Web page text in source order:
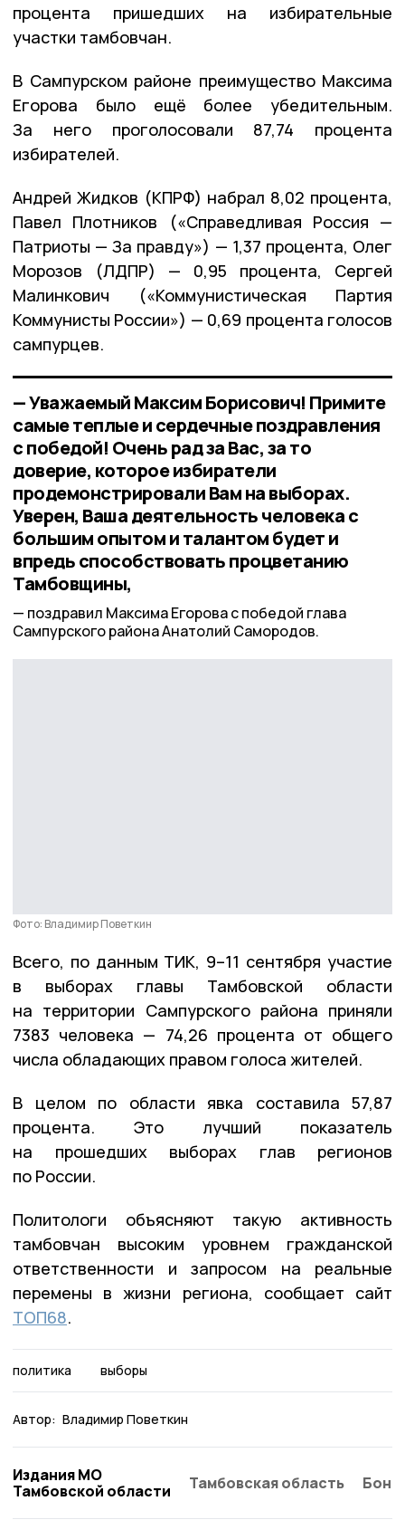
процента пришедших на избирательные
участки тамбовчан.
В Сампурском районе преимущество Максима
Егорова было ещё более убедительным.
За него проголосовали 87,74 процента
избирателей.
Андрей Жидков (КПРФ) набрал 8,02 процента,
Павел Плотников («Справедливая Россия —
Патриоты — За правду») — 1,37 процента, Олег
Морозов (ЛДПР) — 0,95 процента, Сергей
Малинкович («Коммунистическая Партия
Коммунисты России») — 0,69 процента голосов
сампурцев.
— Уважаемый Максим Борисович! Примите
самые теплые и сердечные поздравления
с победой! Очень рад за Вас, за то
доверие, которое избиратели
продемонстрировали Вам на выборах.
Уверен, Ваша деятельность человека с
большим опытом и талантом будет и
впредь способствовать процветанию
Тамбовщины,
поздравил Максима Егорова с победой глава
Сампурского района Анатолий Самородов.
Фото: Владимир Поветкин
Всего, по данным ТИК, 9–11 сентября участие
в выборах главы Тамбовской области
на территории Сампурского района приняли
7383 человека — 74,26 процента от общего
числа обладающих правом голоса жителей.
В целом по области явка составила 57,87
процента. Это лучший показатель
на прошедших выборах глав регионов
по России.
Политологи объясняют такую активность
тамбовчан высоким уровнем гражданской
ответственности и запросом на реальные
перемены в жизни региона, сообщает сайт
ТОП68.
политика выборы
Автор: Владимир Поветкин
Издания МО
Тамбовской области
Тамбовская область